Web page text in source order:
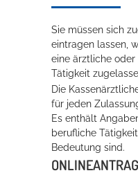
Wirtschaft
Rathaus
Service
Sie müssen sich
eintragen lassen,
eine ärztliche
Tätigkeit
Die
für jeden
Es enthält
berufliche
Bedeutung sind.